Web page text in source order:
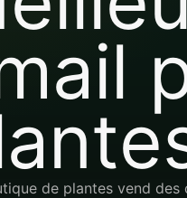
de plantes vend